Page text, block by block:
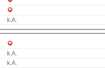
k.A.
k.A.
k.A.